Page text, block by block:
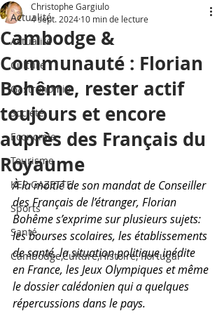
Actualité
Actualité
Culture
Gastronomie
Société
Economie
Tourisme
KEP GAZETTE
Sports
Santé
Cambodge,Culture,Histoire, Portugal
Cambodge &
Communauté : Florian
Bohême, rester actif
toujours et encore
auprès des Français du
Royaume
Christophe Gargiulo
4 sept. 2024 10 min de lecture
À la moitié de son mandat de Conseiller
des Français de l’étranger, Florian
Bohême s’exprime sur plusieurs sujets:
les bourses scolaires, les établissements
de santé, la situation politique inédite
en France, les Jeux Olympiques et même
le dossier calédonien qui a quelques
répercussions dans le pays.